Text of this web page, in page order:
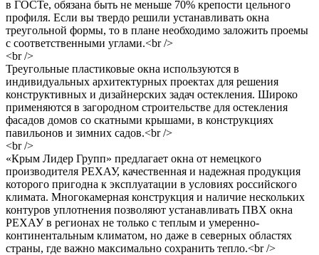
в ГОСТе, обязана быть не меньше 70% крепости цельного
профиля. Если вы твердо решили устанавливать окна
треугольной формы, то в плане необходимо заложить проемы
с соответственными углами.<br />
<br />
Треугольные пластиковые окна используются в
индивидуальных архитектурных проектах для решения
конструктивных и дизайнерских задач остекления. Широко
применяются в загородном строительстве для остекления
фасадов домов со скатными крышами, в конструкциях
павильонов и зимних садов.<br />
<br />
«Крым Лидер Групп» предлагает окна от немецкого
производителя РЕХАУ, качественная и надежная продукция
которого пригодна к эксплуатации в условиях российского
климата. Многокамерная конструкция и наличие нескольких
контуров уплотнения позволяют устанавливать ПВХ окна
РЕХАУ в регионах не только с теплым и умеренно-
континентальным климатом, но даже в северных областях
страны, где важно максимально сохранить тепло.<br />